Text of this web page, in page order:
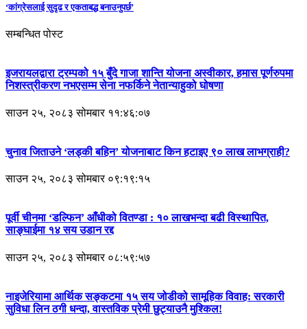
‘कांग्रेसलाई सुदृढ र एकताबद्ध बनाउनुपर्छ’
सम्बन्धित पोस्ट
इजरायलद्वारा ट्रम्पको १५ बुँदे गाजा शान्ति योजना अस्वीकार, हमास पूर्णरुपमा
निशस्त्रीकरण नभएसम्म सेना नफर्किने नेतान्याहुको घोषणा
साउन २५, २०८३ सोमबार ११:४६:०७
चुनाव जिताउने ‘लड्की बहिन’ योजनाबाट किन हटाइए ९० लाख लाभग्राही?
साउन २५, २०८३ सोमबार ०९:१९:१५
पूर्वी चीनमा ‘डल्फिन’ आँधीको वितण्डा : १० लाखभन्दा बढी विस्थापित,
साङ्घाईमा १४ सय उडान रद्द
साउन २५, २०८३ सोमबार ०८:५९:५७
नाइजेरियामा आर्थिक सङ्कटमा १५ सय जोडीको सामूहिक विवाह: सरकारी
सुविधा लिन ठगी धन्दा, वास्तविक प्रेमी छुट्याउनै मुश्किल!